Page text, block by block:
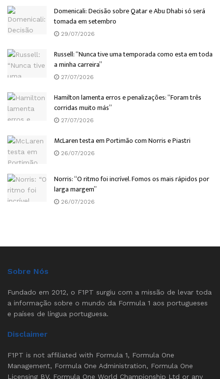
Domenicali: Decisão sobre Qatar e Abu Dhabi só será
tomada em setembro
29/07/2026
Russell: “Nunca tive uma temporada como esta em toda
a minha carreira”
27/07/2026
Hamilton lamenta erros e penalizações: “Foram três
corridas muito más”
27/07/2026
McLaren testa em Portimão com Norris e Piastri
26/07/2026
Norris: “O ritmo foi incrível. Fomos os mais rápidos por
larga margem”
26/07/2026
Sobre Nós
Fundado em 2012, o F1PT surgiu com a missão de levar toda
a informação sobre o mundo da Formula 1 aos portugueses
e países de língua portuguesa.
Disclaimer
F1PT is not affiliated with Formula 1, Formula One
Management, Formula One Administration, Formula One
Licensing BV, Formula One World Championship Ltd or any